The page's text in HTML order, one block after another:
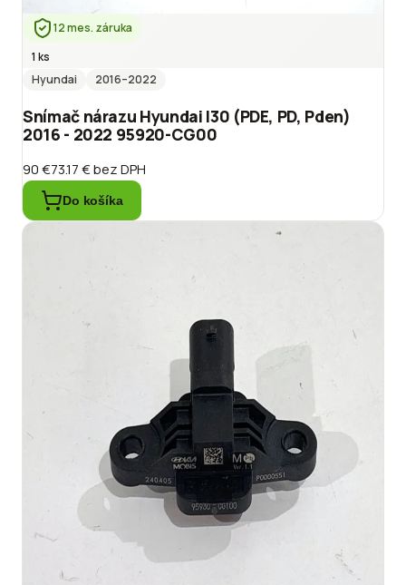
12 mes. záruka
1 ks
Hyundai
2016–2022
Snímač nárazu Hyundai I30 (PDE, PD, Pden)
2016 - 2022 95920-CG00
90 €73.17 €bez DPH
Do košíka